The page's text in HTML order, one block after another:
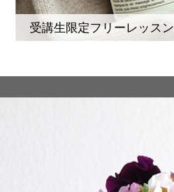
受講生限定フリーレッスン